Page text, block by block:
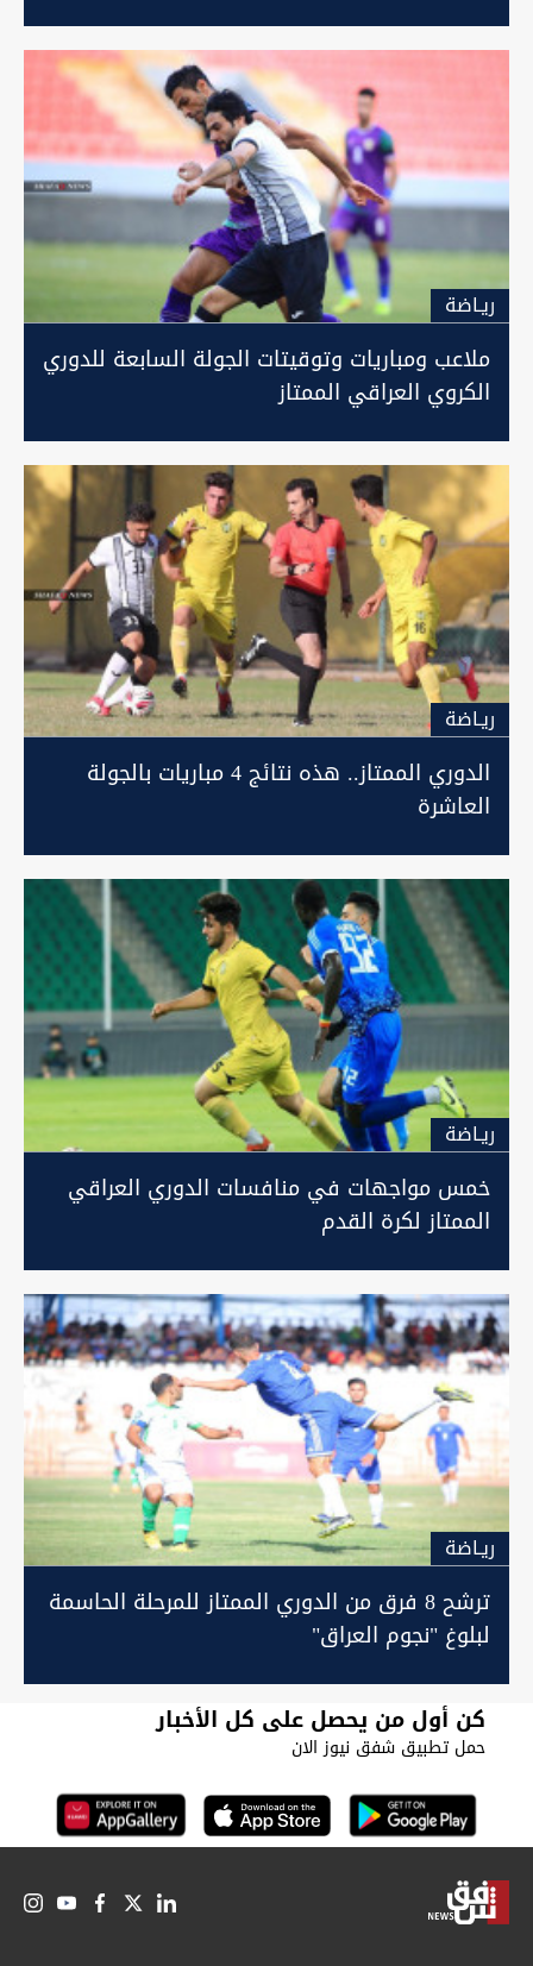
ريـاضة
ملاعب ومباريات وتوقيتات الجولة السابعة للدوري
الكروي العراقي الممتاز
ريـاضة
الدوري الممتاز.. هذه نتائج 4 مباريات بالجولة
العاشرة
ريـاضة
خمس مواجهات في منافسات الدوري العراقي
الممتاز لكرة القدم
ريـاضة
ترشح 8 فرق من الدوري الممتاز للمرحلة الحاسمة
لبلوغ "نجوم العراق"
كن أول من يحصل على كل الأخبار
حمل تطبيق شفق نيوز الان